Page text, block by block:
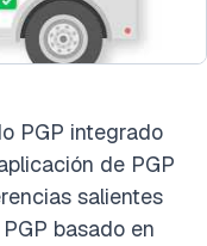
PGP integrado
de PGP
salientes
basado en